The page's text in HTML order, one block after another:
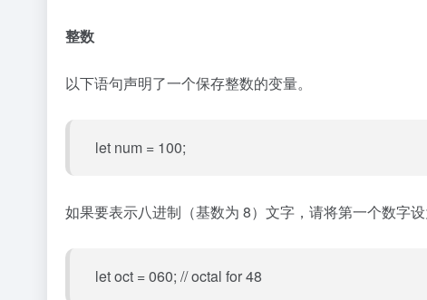
整数
以下语句声明了一个保存整数的变量。
let num = 100;
如果要表示八进制（基数为 8）文字，请将第一个数字
let oct = 060; // octal for 48